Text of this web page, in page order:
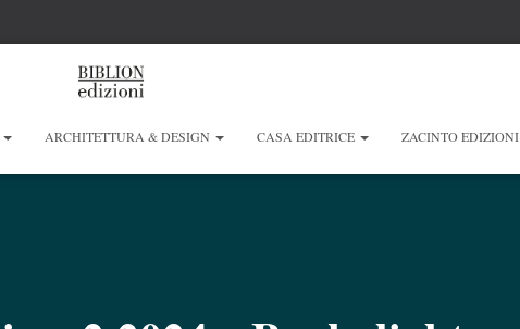
ARCHITETTURA & DESIGN CASA EDITRICE ZACINTO EDIZIONI